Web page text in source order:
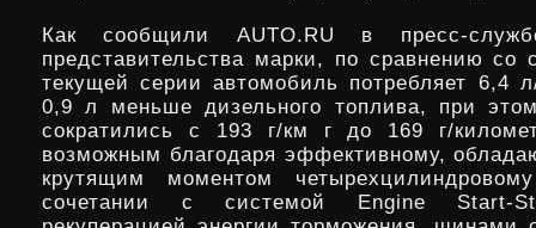
Как сообщили AUTO.RU в пресс-
представительства марки, по сравнению со
текущей серии автомобиль потребляет 6,4
0,9 л меньше дизельного топлива, при
сократились с 193 г/км г до 169 г/
возможным благодаря эффективному,
крутящим моментом
сочетании с системой Engine Start-